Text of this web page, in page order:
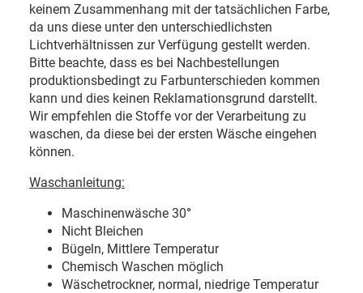
keinem Zusammenhang mit der tatsächlichen Farbe,
da uns diese unter den unterschiedlichsten
Lichtverhältnissen zur Verfügung gestellt werden.
Bitte beachte, dass es bei Nachbestellungen
produktionsbedingt zu Farbunterschieden kommen
kann und dies keinen Reklamationsgrund darstellt.
Wir empfehlen die Stoffe vor der Verarbeitung zu
waschen, da diese bei der ersten Wäsche eingehen
können.
Waschanleitung:
Maschinenwäsche 30°
Nicht Bleichen
Bügeln, Mittlere Temperatur
Chemisch Waschen möglich
Wäschetrockner, normal, niedrige Temperatur